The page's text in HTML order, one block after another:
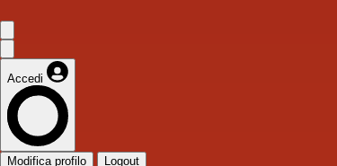
Accedi
Modifica profilo Logout